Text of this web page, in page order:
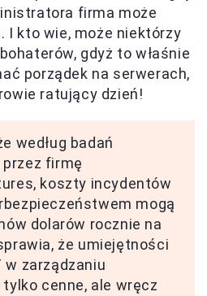
firma może
I kto wie, może niektórzy
gdyż to właśnie
porządek na serwerach,
ratujący dzień!
według badań
firmę
koszty incydentów
mogą
dolarów rocznie na
że umiejętności
zarządzaniu
cenne, ale wręcz